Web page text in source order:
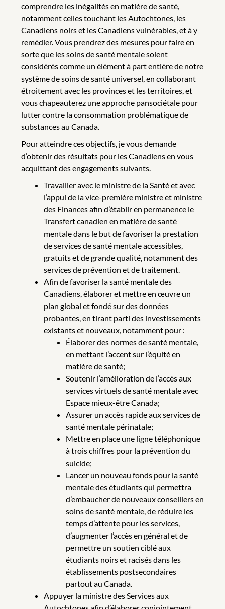
comprendre les inégalités en matière de santé,
notamment celles touchant les Autochtones, les
Canadiens noirs et les Canadiens vulnérables, et à y
remédier. Vous prendrez des mesures pour faire en
sorte que les soins de santé mentale soient
considérés comme un élément à part entière de notre
système de soins de santé universel, en collaborant
étroitement avec les provinces et les territoires, et
vous chapeauterez une approche pansociétale pour
lutter contre la consommation problématique de
substances au Canada.
Pour atteindre ces objectifs, je vous demande
d’obtenir des résultats pour les Canadiens en vous
acquittant des engagements suivants.
Travailler avec le ministre de la Santé et avec
l’appui de la vice-première ministre et ministre
des Finances afin d’établir en permanence le
Transfert canadien en matière de santé
mentale dans le but de favoriser la prestation
de services de santé mentale accessibles,
gratuits et de grande qualité, notamment des
services de prévention et de traitement.
Afin de favoriser la santé mentale des
Canadiens, élaborer et mettre en œuvre un
plan global et fondé sur des données
probantes, en tirant parti des investissements
existants et nouveaux, notamment pour :
Élaborer des normes de santé mentale,
en mettant l’accent sur l’équité en
matière de santé;
Soutenir l’amélioration de l’accès aux
services virtuels de santé mentale avec
Espace mieux-être Canada;
Assurer un accès rapide aux services de
santé mentale périnatale;
Mettre en place une ligne téléphonique
à trois chiffres pour la prévention du
suicide;
Lancer un nouveau fonds pour la santé
mentale des étudiants qui permettra
d’embaucher de nouveaux conseillers en
soins de santé mentale, de réduire les
temps d’attente pour les services,
d’augmenter l’accès en général et de
permettre un soutien ciblé aux
étudiants noirs et racisés dans les
établissements postsecondaires
partout au Canada.
Appuyer la ministre des Services aux